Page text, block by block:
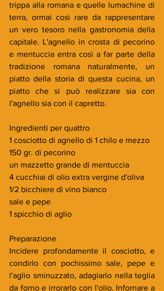
trippa alla romana e quelle lumachine di
terra, ormai così rare da rappresentare
un vero tesoro nella gastronomia della
capitale. L'agnello in crosta di pecorino
e mentuccia entra così a far parte della
tradizione romana naturalmente, un
piatto della storia di questa cucina, un
piatto che si può realizzare sia con
l'agnello sia con il capretto.
Ingredienti per quattro
1 cosciotto di agnello di 1 chilo e mezzo
150 gr. di pecorino
un mazzetto grande di mentuccia
4 cucchiai di olio extra vergine d'oliva
1/2 bicchiere di vino bianco
sale e pepe
1 spicchio di aglio
Preparazione
Incidere profondamente il cosciotto, e
condirlo con pochissimo sale, pepe e
l'aglio sminuzzato, adagiarlo nella teglia
da forno e irrorarlo con l'olio. Infornare a